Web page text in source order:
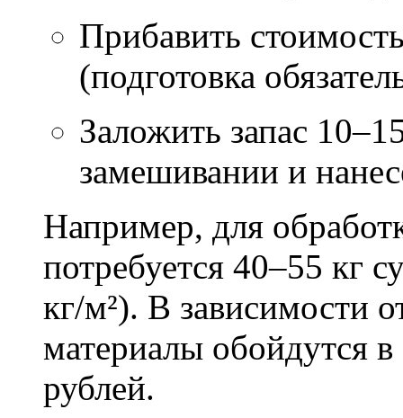
Прибавить
(подготовка
Заложить запас
замешивании и
Например, для
потребуется 40–55 кг
кг/м²). В зависимости
материалы обойдутся
рублей.